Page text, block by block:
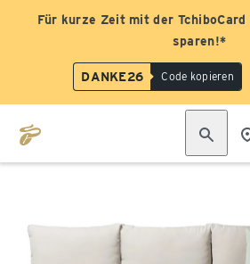
Für kurze Zeit mit der
sparen!*
DANKE26 Code kopieren